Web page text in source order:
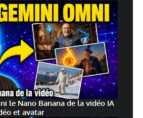
le Nano Banana de la vidéo IA
et avatar